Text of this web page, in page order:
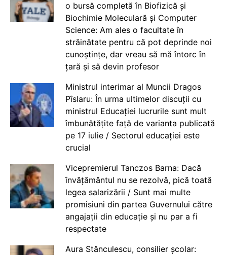
o bursă completă în Biofizică și
Biochimie Moleculară și Computer
Science: Am ales o facultate în
străinătate pentru că pot deprinde noi
cunoștințe, dar vreau să mă întorc în
țară și să devin profesor
Ministrul interimar al Muncii Dragos
Pîslaru: În urma ultimelor discuții cu
ministrul Educației lucrurile sunt mult
îmbunătățite față de varianta publicată
pe 17 iulie / Sectorul educației este
crucial
Vicepremierul Tanczos Barna: Dacă
învățământul nu se rezolvă, pică toată
legea salarizării / Sunt mai multe
promisiuni din partea Guvernului către
angajații din educație și nu par a fi
respectate
Aura Stănculescu, consilier școlar: